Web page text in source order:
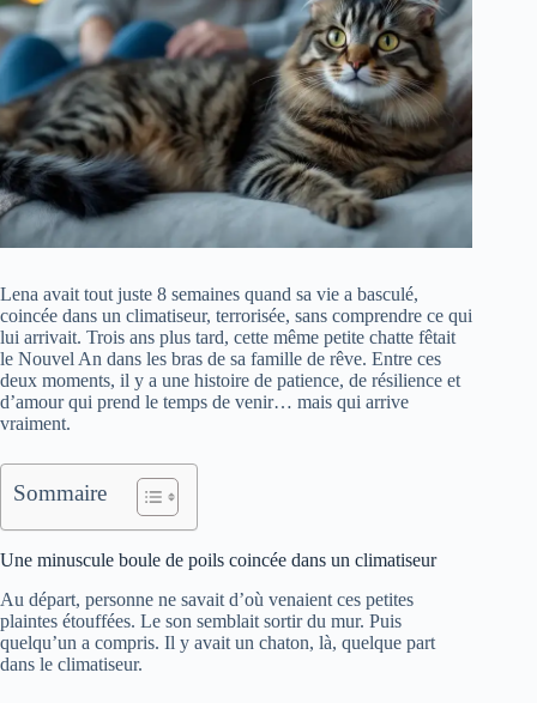
Lena avait tout juste 8 semaines quand sa vie a basculé,
coincée dans un climatiseur, terrorisée, sans comprendre ce qui
lui arrivait. Trois ans plus tard, cette même petite chatte fêtait
le Nouvel An dans les bras de sa famille de rêve. Entre ces
deux moments, il y a une histoire de patience, de résilience et
d’amour qui prend le temps de venir… mais qui arrive
vraiment.
Sommaire
Une minuscule boule de poils coincée dans un climatiseur
Au départ, personne ne savait d’où venaient ces petites
plaintes étouffées. Le son semblait sortir du mur. Puis
quelqu’un a compris. Il y avait un chaton, là, quelque part
dans le climatiseur.